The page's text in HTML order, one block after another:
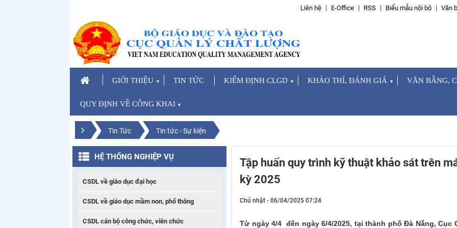
Liên hệ E-Office RSS Biểu mẫu nội bộ Văn
GIỚI THIỆU ▼ TIN TỨC KIỂM ĐỊNH CLGD ▼ KHẢO THÍ, ĐÁNH GIÁ ▼ VĂN BẰNG,
QUY ĐỊNH VỀ CÔNG KHAI ▼
Tin Tức Tin tức - Sự kiện
Tập huấn quy trình kỹ thuật khảo sát trên
kỳ 2025
Chủ nhật - 06/04/2025 07:24
Từ ngày 4/4 đến ngày 6/4/2025, tại thành phố Đà Nẵng,
HỆ THỐNG NGHIỆP VỤ
CSDL về giáo dục đại học
CSDL về giáo dục mầm non, phổ thông
CSDL cán bộ công chức, viên chức